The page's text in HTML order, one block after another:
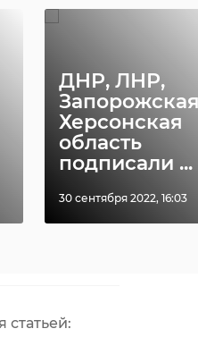
ДНР, ЛНР,
Херсонская
область
подписали ...
30 сентября 2022, 16:03
статьей: